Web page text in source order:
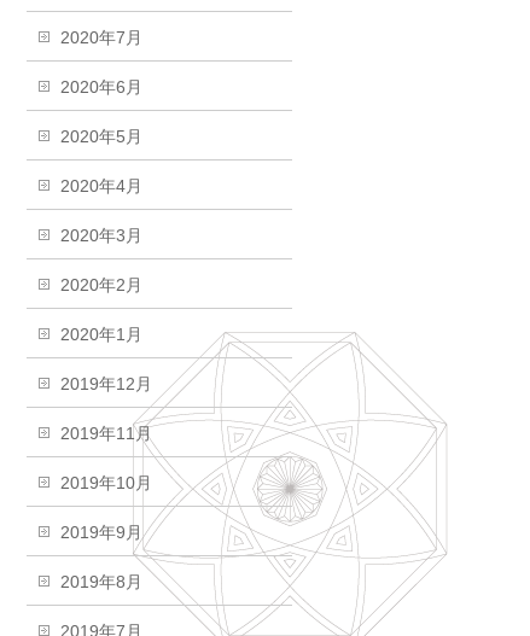
2020年7月
2020年6月
2020年5月
2020年4月
2020年3月
2020年2月
2020年1月
2019年12月
2019年11月
2019年10月
2019年9月
2019年8月
2019年7月